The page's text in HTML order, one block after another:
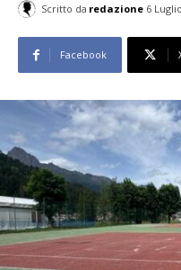
Scritto da redazione 6
Facebook